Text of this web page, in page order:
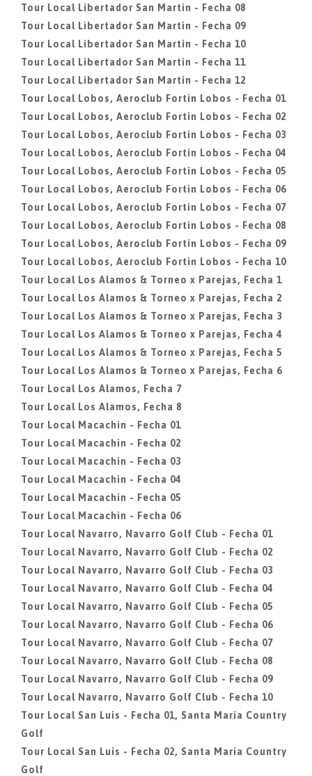
Tour Local Libertador San Martin - Fecha 08
Tour Local Libertador San Martin - Fecha 09
Tour Local Libertador San Martin - Fecha 10
Tour Local Libertador San Martin - Fecha 11
Tour Local Libertador San Martin - Fecha 12
Tour Local Lobos, Aeroclub Fortin Lobos - Fecha 01
Tour Local Lobos, Aeroclub Fortin Lobos - Fecha 02
Tour Local Lobos, Aeroclub Fortin Lobos - Fecha 03
Tour Local Lobos, Aeroclub Fortin Lobos - Fecha 04
Tour Local Lobos, Aeroclub Fortin Lobos - Fecha 05
Tour Local Lobos, Aeroclub Fortin Lobos - Fecha 06
Tour Local Lobos, Aeroclub Fortin Lobos - Fecha 07
Tour Local Lobos, Aeroclub Fortin Lobos - Fecha 08
Tour Local Lobos, Aeroclub Fortin Lobos - Fecha 09
Tour Local Lobos, Aeroclub Fortin Lobos - Fecha 10
Tour Local Los Alamos & Torneo x Parejas, Fecha 1
Tour Local Los Alamos & Torneo x Parejas, Fecha 2
Tour Local Los Alamos & Torneo x Parejas, Fecha 3
Tour Local Los Alamos & Torneo x Parejas, Fecha 4
Tour Local Los Alamos & Torneo x Parejas, Fecha 5
Tour Local Los Alamos & Torneo x Parejas, Fecha 6
Tour Local Los Alamos, Fecha 7
Tour Local Los Alamos, Fecha 8
Tour Local Macachin - Fecha 01
Tour Local Macachin - Fecha 02
Tour Local Macachin - Fecha 03
Tour Local Macachin - Fecha 04
Tour Local Macachin - Fecha 05
Tour Local Macachin - Fecha 06
Tour Local Navarro, Navarro Golf Club - Fecha 01
Tour Local Navarro, Navarro Golf Club - Fecha 02
Tour Local Navarro, Navarro Golf Club - Fecha 03
Tour Local Navarro, Navarro Golf Club - Fecha 04
Tour Local Navarro, Navarro Golf Club - Fecha 05
Tour Local Navarro, Navarro Golf Club - Fecha 06
Tour Local Navarro, Navarro Golf Club - Fecha 07
Tour Local Navarro, Navarro Golf Club - Fecha 08
Tour Local Navarro, Navarro Golf Club - Fecha 09
Tour Local Navarro, Navarro Golf Club - Fecha 10
Tour Local San Luis - Fecha 01, Santa Maria Country
Golf
Tour Local San Luis - Fecha 02, Santa Maria Country
Golf